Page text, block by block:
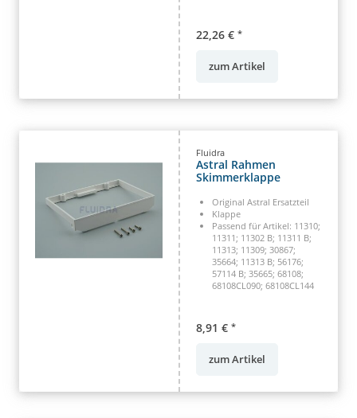
22,26 € *
zum Artikel
Fluidra
Astral Rahmen
Skimmerklappe
Original Astral Ersatzteil
Klappe
Passend für Artikel: 11310;
11311; 11302 B; 11311 B;
11313; 11309; 30867;
35664; 11313 B; 56176;
57114 B; 35665; 68108;
68108CL090; 68108CL144
8,91 € *
zum Artikel